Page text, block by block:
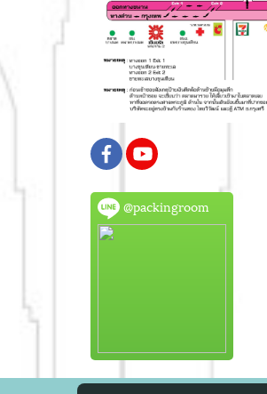
@packingroom